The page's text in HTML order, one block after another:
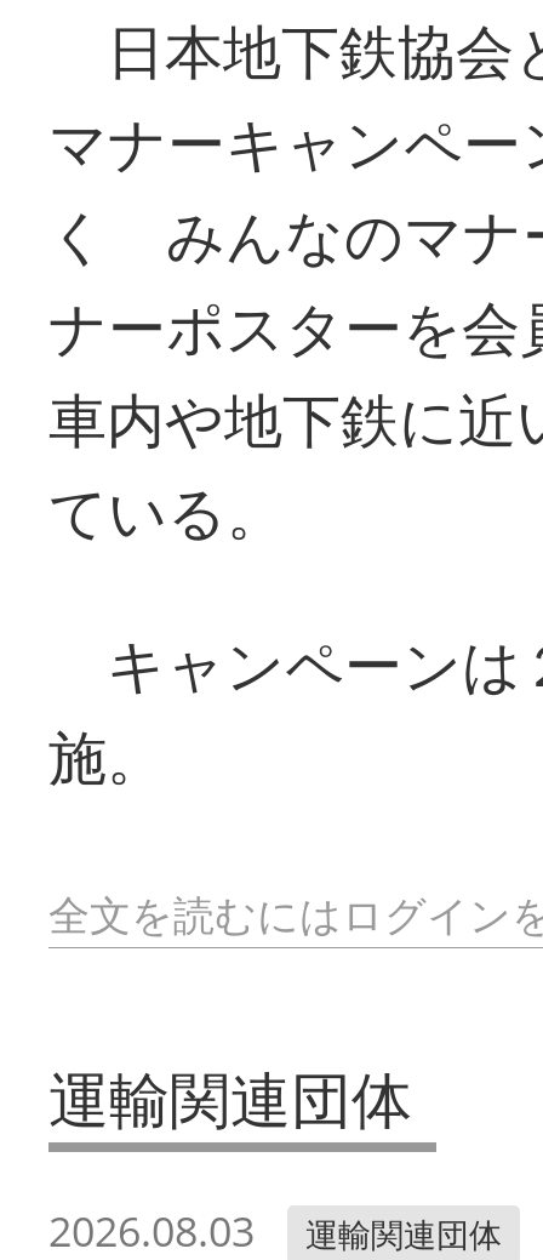
日本地下鉄協会
マナーキャンペ
く みんなのマナ
ナーポスターを
車内や地下鉄に
ている。
キャンペーンは
施。
全文を読むにはログイン
運輸関連団体
2026.08.03 運輸関連団体